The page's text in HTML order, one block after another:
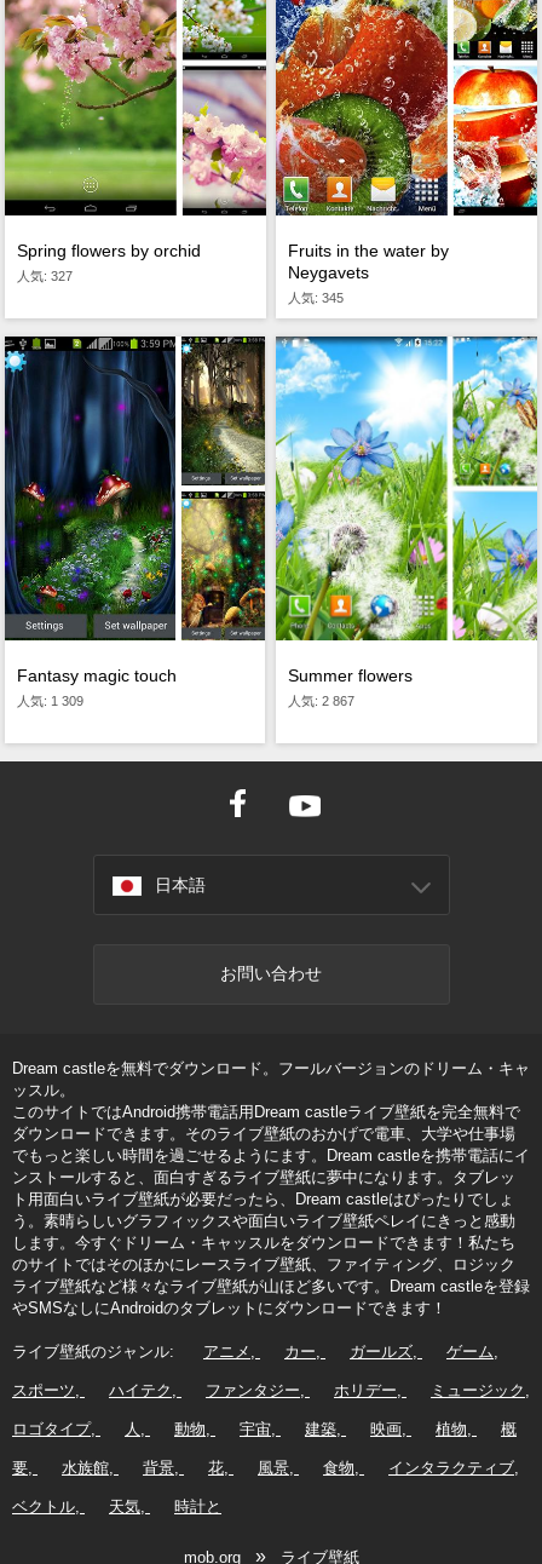
Spring flowers by orchid
人気: 327
Fruits in the water by
Neygavets
人気: 345
Fantasy magic touch
人気: 1 309
Summer flowers
人気: 2 867
日本語
お問い合わせ
Dream castleを無料でダウンロード。フールバージョンのドリーム・キャ
ッスル。
このサイトではAndroid携帯電話用Dream castleライブ壁紙を完全無料で
ダウンロードできます。そのライブ壁紙のおかげで電車、大学や仕事場
でもっと楽しい時間を過ごせるようにます。Dream castleを携帯電話にイ
ンストールすると、面白すぎるライブ壁紙に夢中になります。タブレッ
ト用面白いライブ壁紙が必要だったら、Dream castleはぴったりでしょ
う。素晴らしいグラフィックスや面白いライブ壁紙ペレイにきっと感動
します。今すぐドリーム・キャッスルをダウンロードできます！私たち
のサイトではそのほかにレースライブ壁紙、ファイティング、ロジック
ライブ壁紙など様々なライブ壁紙が山ほど多いです。Dream castleを登録
やSMSなしにAndroidのタブレットにダウンロードできます！
ライブ壁紙のジャンル: アニメ カー ガールズ ゲーム
スポーツ ハイテク ファンタジー ホリデー ミュージック
ロゴタイプ 人 動物 宇宙 建築 映画 植物 概
要 水族館 背景 花 風景 食物 インタラクティブ
ベクトル 天気 時計と
mob.org» ライブ壁紙